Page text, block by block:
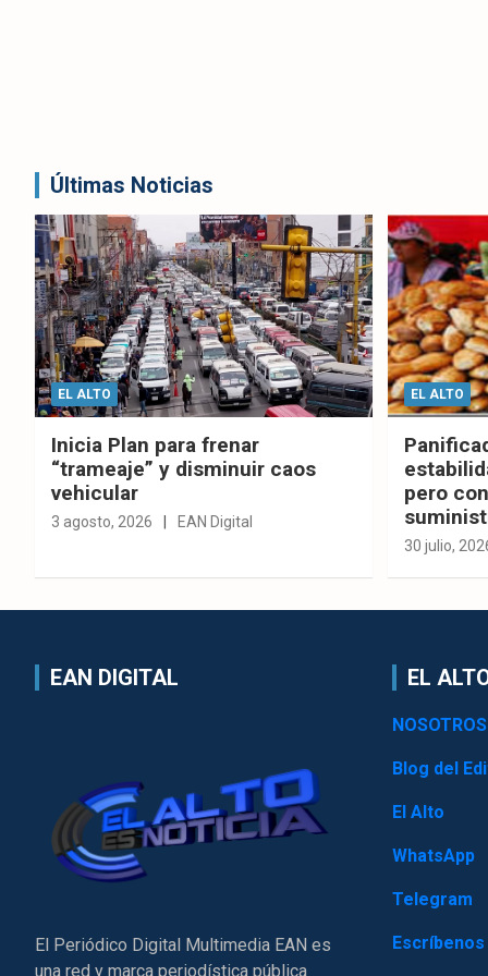
Últimas Noticias
EL ALTO
Inicia Plan para frenar
“trameaje” y disminuir caos
vehicular
3 agosto, 2026 EAN Digital
EL ALTO
pero
30 julio,
EAN DIGITAL
El Periódico Digital Multimedia EAN es
una red y marca periodística pública
EL
NOSOTROS
Blog del
El Alto
WhatsApp
Telegram
Escríbenos